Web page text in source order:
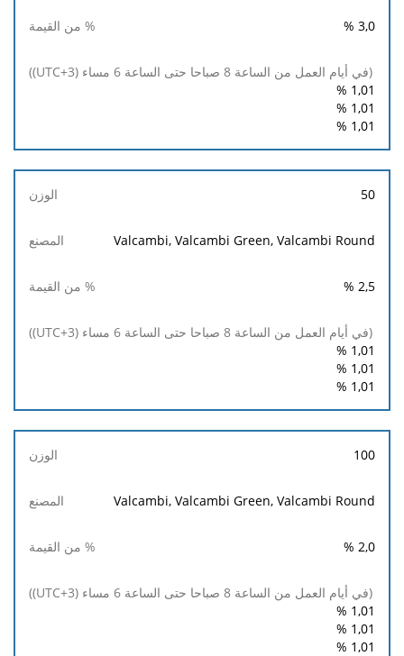
3,0
%
1,01
%
1,01
%
1,01
%
50
Valcambi, Valcambi Green, Valcambi Round
2,5
%
1,01
%
1,01
%
1,01
%
100
Valcambi, Valcambi Green, Valcambi Round
2,0
%
1,01
%
1,01
%
1,01
%